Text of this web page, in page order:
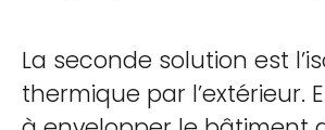
La seconde solution est
thermique par l’extérieur.